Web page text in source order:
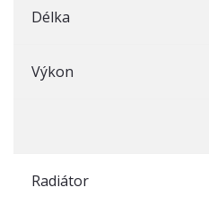
Délka
Výkon
Radiátor